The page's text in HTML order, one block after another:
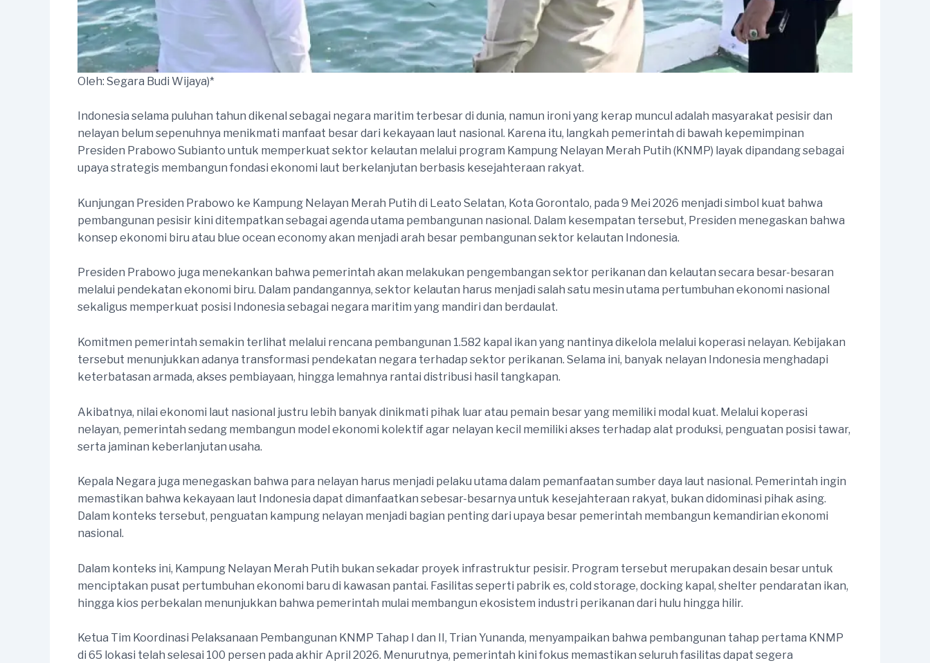
Oleh: Segara Budi Wijaya)*
Indonesia selama puluhan tahun dikenal sebagai negara maritim terbesar di dunia, namun ironi yang kerap muncul adalah masyarakat pesisir dan
nelayan belum sepenuhnya menikmati manfaat besar dari kekayaan laut nasional. Karena itu, langkah pemerintah di bawah kepemimpinan
Presiden Prabowo Subianto untuk memperkuat sektor kelautan melalui program Kampung Nelayan Merah Putih (KNMP) layak dipandang sebagai
upaya strategis membangun fondasi ekonomi laut berkelanjutan berbasis kesejahteraan rakyat.
Kunjungan Presiden Prabowo ke Kampung Nelayan Merah Putih di Leato Selatan, Kota Gorontalo, pada 9 Mei 2026 menjadi simbol kuat bahwa
pembangunan pesisir kini ditempatkan sebagai agenda utama pembangunan nasional. Dalam kesempatan tersebut, Presiden menegaskan bahwa
konsep ekonomi biru atau blue ocean economy akan menjadi arah besar pembangunan sektor kelautan Indonesia.
Presiden Prabowo juga menekankan bahwa pemerintah akan melakukan pengembangan sektor perikanan dan kelautan secara besar-besaran
melalui pendekatan ekonomi biru. Dalam pandangannya, sektor kelautan harus menjadi salah satu mesin utama pertumbuhan ekonomi nasional
sekaligus memperkuat posisi Indonesia sebagai negara maritim yang mandiri dan berdaulat.
Komitmen pemerintah semakin terlihat melalui rencana pembangunan 1.582 kapal ikan yang nantinya dikelola melalui koperasi nelayan. Kebijakan
tersebut menunjukkan adanya transformasi pendekatan negara terhadap sektor perikanan. Selama ini, banyak nelayan Indonesia menghadapi
keterbatasan armada, akses pembiayaan, hingga lemahnya rantai distribusi hasil tangkapan.
Akibatnya, nilai ekonomi laut nasional justru lebih banyak dinikmati pihak luar atau pemain besar yang memiliki modal kuat. Melalui koperasi
nelayan, pemerintah sedang membangun model ekonomi kolektif agar nelayan kecil memiliki akses terhadap alat produksi, penguatan posisi tawar,
serta jaminan keberlanjutan usaha.
Kepala Negara juga menegaskan bahwa para nelayan harus menjadi pelaku utama dalam pemanfaatan sumber daya laut nasional. Pemerintah ingin
memastikan bahwa kekayaan laut Indonesia dapat dimanfaatkan sebesar-besarnya untuk kesejahteraan rakyat, bukan didominasi pihak asing.
Dalam konteks tersebut, penguatan kampung nelayan menjadi bagian penting dari upaya besar pemerintah membangun kemandirian ekonomi
nasional.
Dalam konteks ini, Kampung Nelayan Merah Putih bukan sekadar proyek infrastruktur pesisir. Program tersebut merupakan desain besar untuk
menciptakan pusat pertumbuhan ekonomi baru di kawasan pantai. Fasilitas seperti pabrik es, cold storage, docking kapal, shelter pendaratan ikan,
hingga kios perbekalan menunjukkan bahwa pemerintah mulai membangun ekosistem industri perikanan dari hulu hingga hilir.
Ketua Tim Koordinasi Pelaksanaan Pembangunan KNMP Tahap I dan II, Trian Yunanda, menyampaikan bahwa pembangunan tahap pertama KNMP
di 65 lokasi telah selesai 100 persen pada akhir April 2026. Menurutnya, pemerintah kini fokus memastikan seluruh fasilitas dapat segera